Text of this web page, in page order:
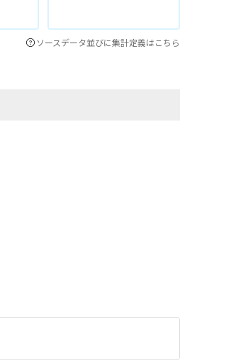
ソースデータ並びに集計定義はこちら